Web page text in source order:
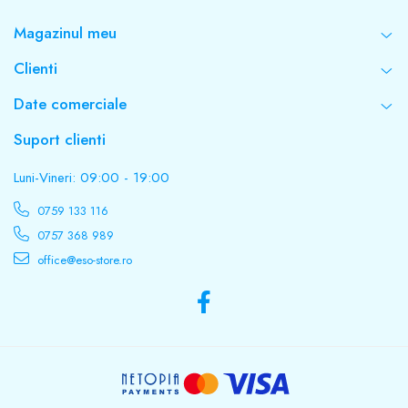
Magazinul meu
Clienti
Date comerciale
Suport clienti
Luni-Vineri: 09:00 - 19:00
0759 133 116
0757 368 989
office@eso-store.ro